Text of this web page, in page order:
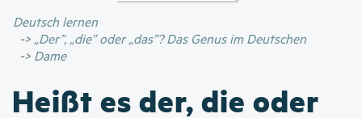
Deutsch lernen
„Der”, „die” oder „das”? Das Genus im Deutschen
Dame
Heißt es der, die oder